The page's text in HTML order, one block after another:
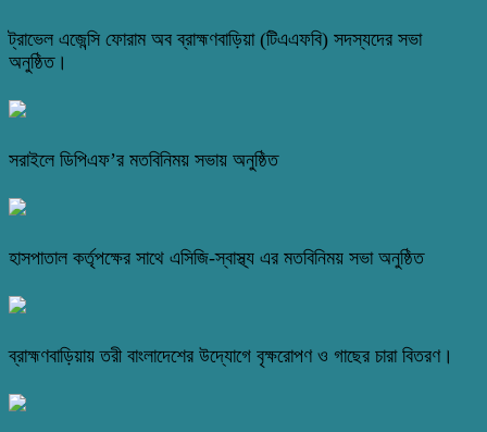
ট্রাভেল এজেন্সি ফোরাম অব ব্রাহ্মণবাড়িয়া (টিএএফবি) সদস্যদের সভা
অনুষ্ঠিত।
সরাইলে ডিপিএফ’র মতবিনিময় সভায় অনুষ্ঠিত
হাসপাতাল কর্তৃপক্ষের সাথে এসিজি-স্বাস্থ্য এর মতবিনিময় সভা অনুষ্ঠিত
ব্রাহ্মণবাড়িয়ায় তরী বাংলাদেশের উদ্যোগে বৃক্ষরোপণ ও গাছের চারা বিতরণ।